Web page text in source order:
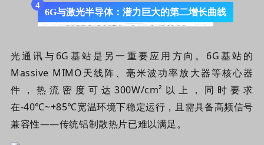
4
6G与激光半导体：潜力巨大的第二增长曲线
光通讯与6G基站是另一重要应用方向。6G基站的
Massive MIMO天线阵、毫米波功率放大器等核心器
件，热流密度可达300W/cm²以上，同时要求
在-40℃~+85℃宽温环境下稳定运行，且需具备高频信号
兼容性——传统铝制散热片已难以满足。